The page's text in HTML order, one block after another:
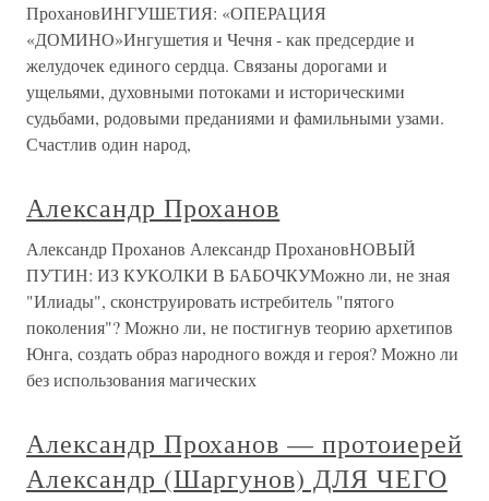
ПрохановИНГУШЕТИЯ: «ОПЕРАЦИЯ
«ДОМИНО»Ингушетия и Чечня - как предсердие и
желудочек единого сердца. Связаны дорогами и
ущельями, духовными потоками и историческими
судьбами, родовыми преданиями и фамильными узами.
Счастлив один народ,
Александр Проханов
Александр Проханов Александр ПрохановНОВЫЙ
ПУТИН: ИЗ КУКОЛКИ В БАБОЧКУМожно ли, не зная
"Илиады", сконструировать истребитель "пятого
поколения"? Можно ли, не постигнув теорию архетипов
Юнга, создать образ народного вождя и героя? Можно ли
без использования магических
Александр Проханов — протоиерей
Александр (Шаргунов) ДЛЯ ЧЕГО